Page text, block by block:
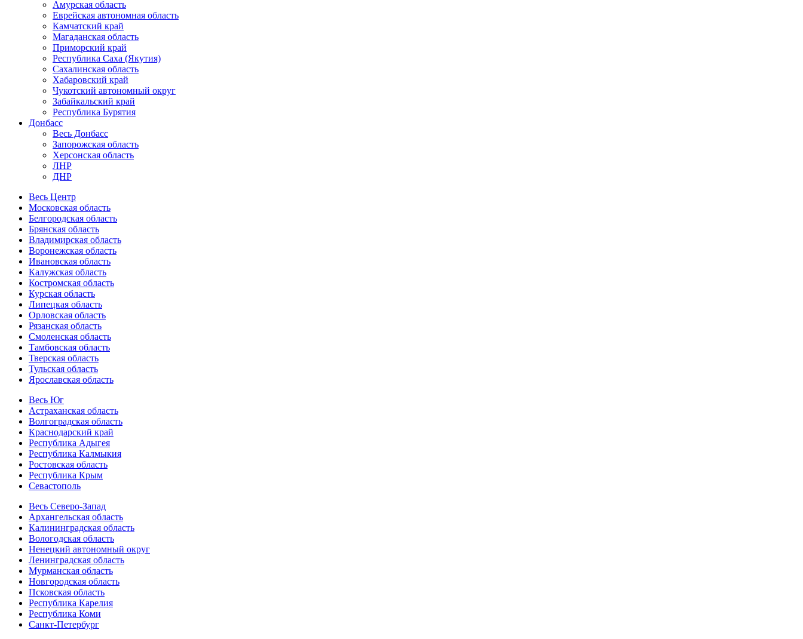
Амурская область
Еврейская автономная область
Камчатский край
Магаданская область
Приморский край
Республика Саха (Якутия)
Сахалинская область
Хабаровский край
Чукотский автономный округ
Забайкальский край
Республика Бурятия
Донбасс
Весь Донбасс
Запорожская область
Херсонская область
ЛНР
ДНР
Весь Центр
Московская область
Белгородская область
Брянская область
Владимирская область
Воронежская область
Ивановская область
Калужская область
Костромская область
Курская область
Липецкая область
Орловская область
Рязанская область
Смоленская область
Тамбовская область
Тверская область
Тульская область
Ярославская область
Весь Юг
Астраханская область
Волгоградская область
Краснодарский край
Республика Адыгея
Республика Калмыкия
Ростовская область
Республика Крым
Севастополь
Весь Северо-Запад
Архангельская область
Калининградская область
Вологодская область
Ненецкий автономный округ
Ленинградская область
Мурманская область
Новгородская область
Псковская область
Республика Карелия
Республика Коми
Санкт-Петербург